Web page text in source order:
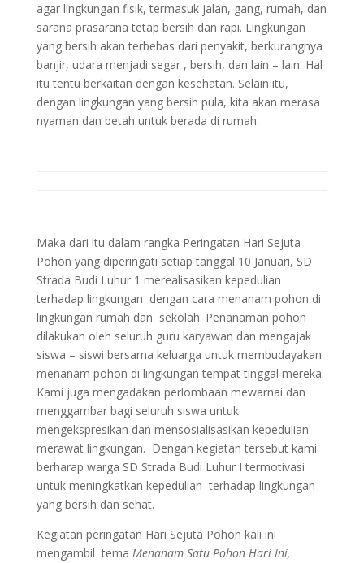
agar lingkungan fisik, termasuk jalan, gang, rumah, dan
sarana prasarana tetap bersih dan rapi. Lingkungan
yang bersih akan terbebas dari penyakit, berkurangnya
banjir, udara menjadi segar , bersih, dan lain – lain. Hal
itu tentu berkaitan dengan kesehatan. Selain itu,
dengan lingkungan yang bersih pula, kita akan merasa
nyaman dan betah untuk berada di rumah.
Maka dari itu dalam rangka Peringatan Hari Sejuta
Pohon yang diperingati setiap tanggal 10 Januari, SD
Strada Budi Luhur 1 merealisasikan kepedulian
terhadap lingkungan dengan cara menanam pohon di
lingkungan rumah dan sekolah. Penanaman pohon
dilakukan oleh seluruh guru karyawan dan mengajak
siswa – siswi bersama keluarga untuk membudayakan
menanam pohon di lingkungan tempat tinggal mereka.
Kami juga mengadakan perlombaan mewarnai dan
menggambar bagi seluruh siswa untuk
mengekspresikan dan mensosialisasikan kepedulian
merawat lingkungan. Dengan kegiatan tersebut kami
berharap warga SD Strada Budi Luhur I termotivasi
untuk meningkatkan kepedulian terhadap lingkungan
yang bersih dan sehat.
Kegiatan peringatan Hari Sejuta Pohon kali ini
mengambil tema Menanam Satu Pohon Hari Ini,